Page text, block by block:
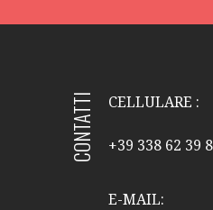
CONTATTI CELLULARE :
+39 338 62 39
E-MAIL: